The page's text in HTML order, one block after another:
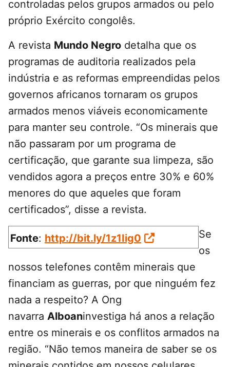
controladas pelos grupos armados ou pelo
próprio Exército congolês.
A revista Mundo Negro detalha que os
programas de auditoria realizados pela
indústria e as reformas empreendidas pelos
governos africanos tornaram os grupos
armados menos viáveis economicamente
para manter seu controle. “Os minerais que
não passaram por um programa de
certificação, que garante sua limpeza, são
vendidos agora a preços entre 30% e 60%
menores do que aqueles que foram
certificados”, disse a revista.
Fonte: http://bit.ly/1z1Iig0
Se
os
nossos telefones contêm minerais que
financiam as guerras, por que ninguém fez
nada a respeito? A Ong
navarra Alboaninvestiga há anos a relação
entre os minerais e os conflitos armados na
região. “Não temos maneira de saber se os